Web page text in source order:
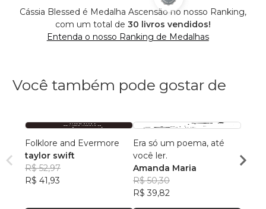
Cássia Blessed é Medalha Ascensão no nosso Ranking,
com um total de 30 livros vendidos!
Entenda o nosso Ranking de Medalhas
Você também pode gostar de
Folklore and Evermore
taylor swift
R$ 52,97
R$ 41,93
Era só um poema, até
você ler.
Amanda Maria
R$ 50,30
R$ 39,82
Ana
R$